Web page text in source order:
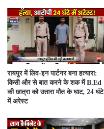
रायपुर में लिव-इन पार्टनर बना हत्यारा:
किसी और से बात करने के शक में B.Ed
की छात्रा को उतारा मौत के घाट, 24 घंटे
में अरेस्ट